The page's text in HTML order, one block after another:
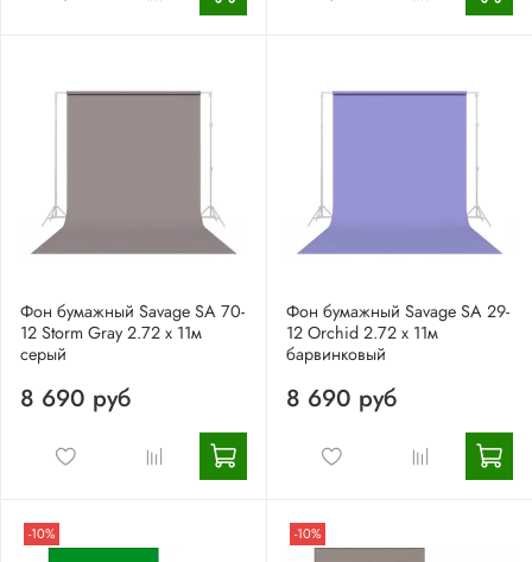
Фон бумажный Savage SA 70-
12 Storm Gray 2.72 x 11м
серый
8 690 руб
Фон бумажный Savage SA 29-
12 Orchid 2.72 x 11м
барвинковый
8 690 руб
-10% -10%